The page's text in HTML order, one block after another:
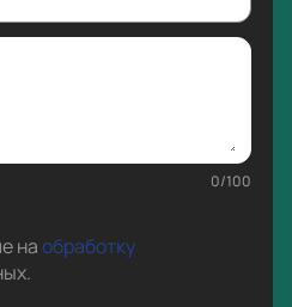
0/100
наобработку
.